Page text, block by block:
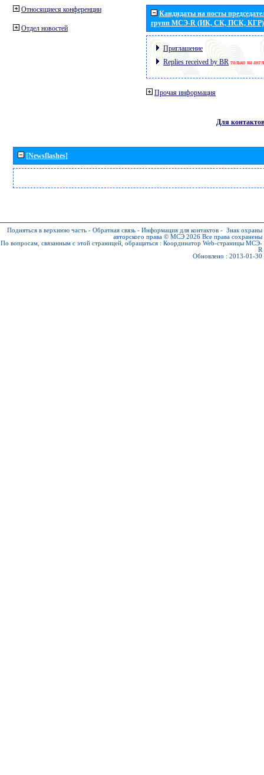
Относящиеся конференции
Отдел новостей
Кандидаты на посты
групп МСЭ-R (ИК, СК, ПСК, КГР)
Приглашение
Replies received by BR только на
Прочая информация
Для контактов
[Newsflashes]
Подняться в верхнюю часть - Обратная связь - Информация для контактов - Знак охраны
авторского права © МСЭ 2026 Все права сохранены
По вопросам, связанным с этой страницей, обращаться : Координатор Web-страницы МСЭ-
R
Обновлено : 2013-01-30